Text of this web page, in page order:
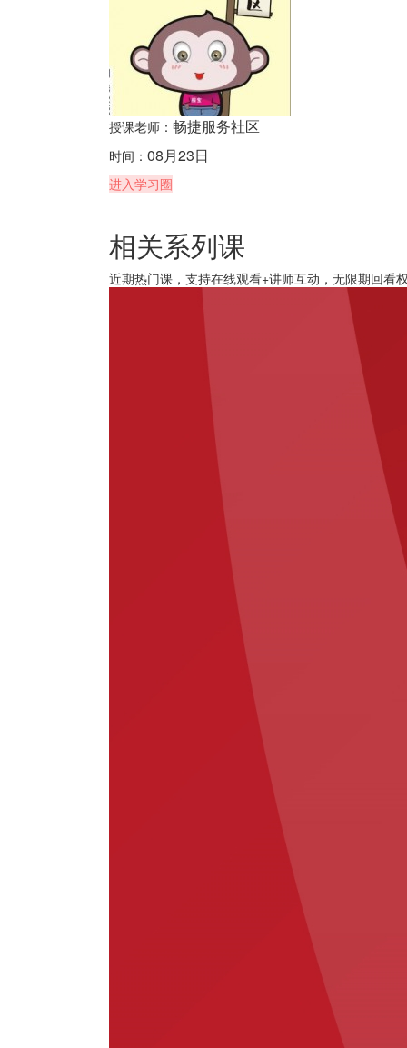
授课老师： 畅捷服务社区
时间： 08月23日
进入学习圈
相关系列课
近期热门课，支持在线观看+讲师互动，无限期回看